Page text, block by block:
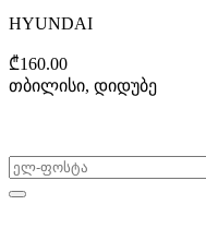
HYUNDAI
₾160.00
თბილისი, დიდუბე